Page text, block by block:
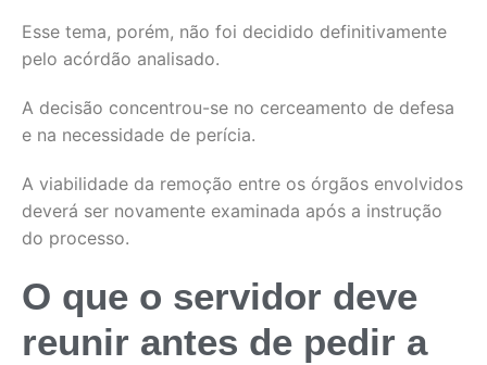
Esse tema, porém, não foi decidido definitivamente
pelo acórdão analisado.
A decisão concentrou-se no cerceamento de defesa
e na necessidade de perícia.
A viabilidade da remoção entre os órgãos envolvidos
deverá ser novamente examinada após a instrução
do processo.
O que o servidor deve
reunir antes de pedir a